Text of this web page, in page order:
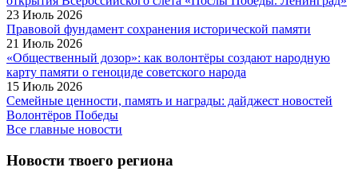
23 Июль 2026
Правовой фундамент сохранения исторической памяти
21 Июль 2026
«Общественный дозор»: как волонтёры создают народную
карту памяти о геноциде советского народа
15 Июль 2026
Семейные ценности, память и награды: дайджест новостей
Волонтёров Победы
Все главные новости
Новости твоего региона